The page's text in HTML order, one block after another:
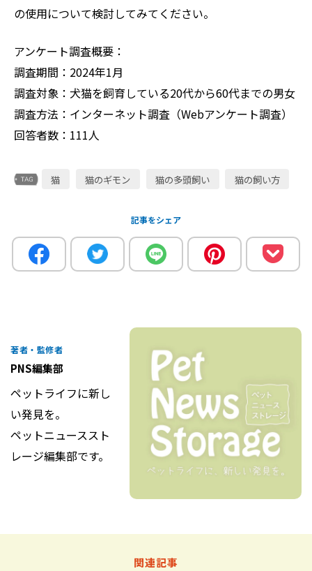
の使用について検討してみてください。
アンケート調査概要：
調査期間：2024年1月
調査対象：犬猫を飼育している20代から60代までの男女
調査方法：インターネット調査（Webアンケート調査）
回答者数：111人
猫 猫のギモン 猫の多頭飼い 猫の飼い方
記事をシェア
著者・監修者
PNS編集部
ペットライフに新し
い発見を。
ペットニューススト
レージ編集部です。
関連記事